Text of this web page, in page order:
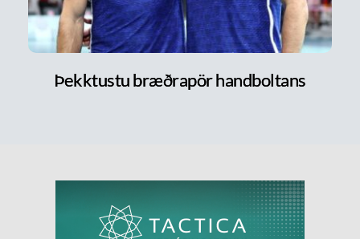
Þekktustu bræðrapör handboltans